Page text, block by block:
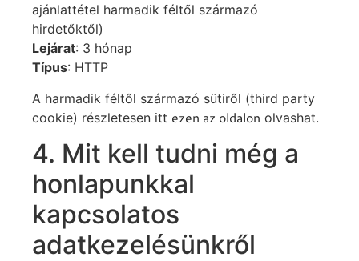
ajánlattétel harmadik féltől származó
hirdetőktől)
Lejárat: 3 hónap
Típus: HTTP
A harmadik féltől származó sütiről (third party
cookie) részletesen itt ezen az oldalon olvashat.
4. Mit kell tudni még a
honlapunkkal
kapcsolatos
adatkezelésünkről